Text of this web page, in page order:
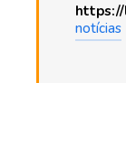
notícias